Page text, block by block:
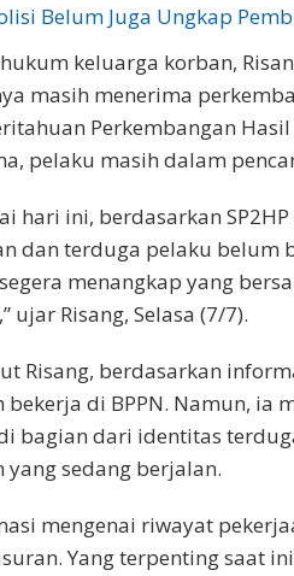
Belum Juga Ungkap
keluarga korban,
masih menerima
Perkembangan
pelaku masih dalam
hari ini, berdasarkan
dan terduga pelaku belum
menangkap yang
ujar Risang, Selasa (7/7).
Risang, berdasarkan
bekerja di BPPN. Namun, ia
bagian dari identitas
yang sedang berjalan.
mengenai riwayat
Yang terpenting saat